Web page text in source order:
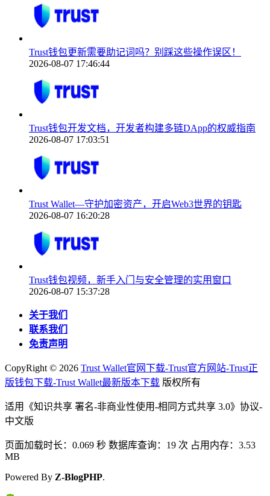
Trust钱包更新需要助记词吗？别踩这些操作误区！
2026-08-07 17:46:44
Trust钱包开发文档，开发者构建多链DApp的权威指南
2026-08-07 17:03:51
Trust Wallet—守护加密资产，开启Web3世界的钥匙
2026-08-07 16:20:28
Trust钱包视频，新手入门与安全管理的实用窗口
2026-08-07 15:37:28
关于我们
联系我们
免责声明
CopyRight © 2026 Trust Wallet官网下载-Trust官方网站-Trust正
版钱包下载-Trust Wallet最新版本下载 版权所有
适用《知识共享 署名-非商业性使用-相同方式共享 3.0》协议-
中文版
页面加载时长：0.069 秒 数据库查询：19 次 占用内存：3.53
MB
Powered By Z-BlogPHP.